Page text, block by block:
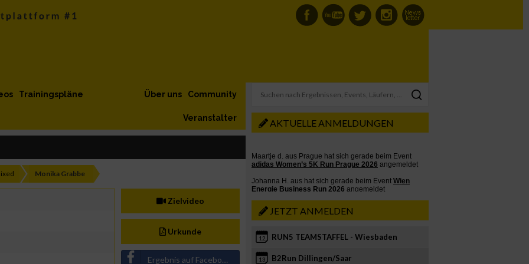
Trainingspläne Community
Über uns
Veranstalter
Monika Grabbe
Zielvideo
Urkunde
Ergebnis auf Facebook teilen
AKTUELLE ANMELDUNGEN
JETZT ANMELDEN
12 RUN5 TEAMSTAFFEL - Wiesbaden
13 B2Run Dillingen/Saar